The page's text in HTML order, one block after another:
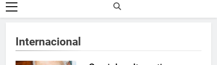
Internacional